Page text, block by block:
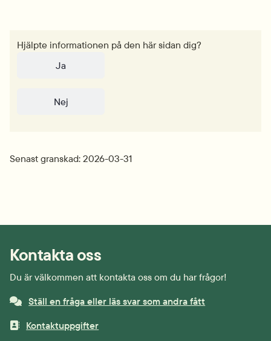
Hjälpte informationen på den här sidan dig?
Ja
Nej
Senast granskad: 2026-03-31
Kontakta oss
Du är välkommen att kontakta oss om du har frågor!
Ställ en fråga eller läs svar som andra fått
Kontaktuppgifter